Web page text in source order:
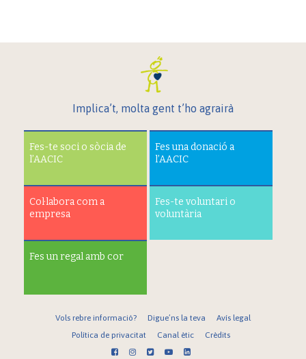
Implica’t, molta gent t’ho agrairà
Fes-te soci o sòcia de
l’AACIC
Fes una donació a
l’AACIC
Col·labora com a
empresa
Fes-te voluntari o
voluntària
Fes un regal amb cor
Vols rebre informació? Digue’ns la teva
Avís legal
Política de privacitat
Canal ètic Crèdits